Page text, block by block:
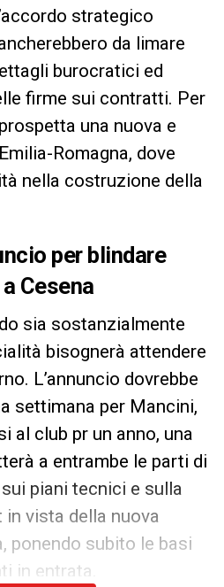
strategico
da limare
burocratici ed
firme sui contratti. Per
una nuova e
Romagna, dove
nella costruzione della
per blindare
Cesena
sia sostanzialmente
bisognerà attendere
L’annuncio dovrebbe
settimana per Mancini,
al club pr un anno, una
a entrambe le parti di
piani tecnici e sulla
vista della nuova
ponendo subito le basi
in entrata.